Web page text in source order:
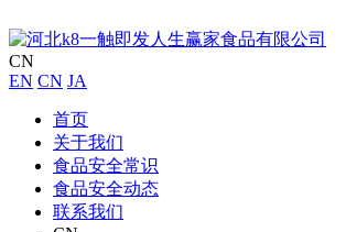
CN
EN CN JA
首页
关于我们
食品安全常识
食品安全动态
联系我们